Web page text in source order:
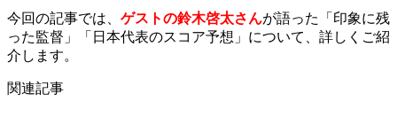
今回の記事では、 ゲストの鈴木啓太さんが語った「印象に残
った監督」「日本代表のスコア予想」について、詳しくご紹
介します。
関連記事